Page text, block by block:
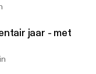
jaar - met